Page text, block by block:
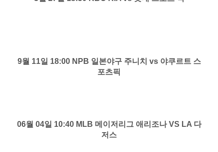
9월 11일 18:00 NPB 일본야구 주니치 vs 야쿠르트 스
포츠픽
06월 04일 10:40 MLB 메이저리그 애리조나 VS LA 다
저스